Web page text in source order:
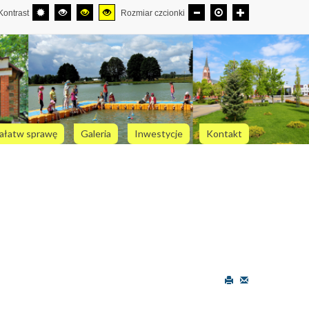
Rozmiar czcionki
sprawę Galeria Inwestycje Kontakt